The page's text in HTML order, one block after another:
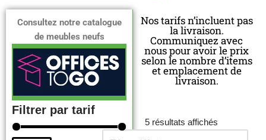
Consultez notre catalogue
de meubles neufs
Filtrer par tarif
Nos tarifs n’incluent pas
la livraison.
Communiquez avec
nous pour avoir le prix
selon le nombre d’items
et emplacement de
livraison.
5 résultats affichés